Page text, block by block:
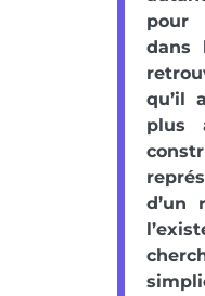
pour
dans
qu’il
plus
d’un